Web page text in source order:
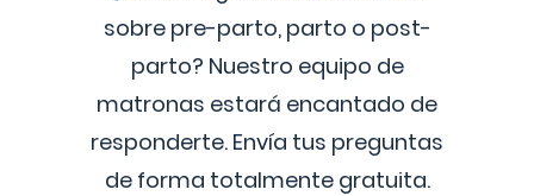
sobre pre-parto, parto o post-
parto? Nuestro equipo de
matronas estará encantado de
responderte. Envía tus preguntas
de forma totalmente gratuita.